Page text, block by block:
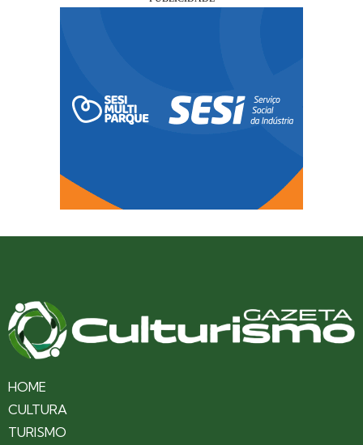
HOME
CULTURA
TURISMO